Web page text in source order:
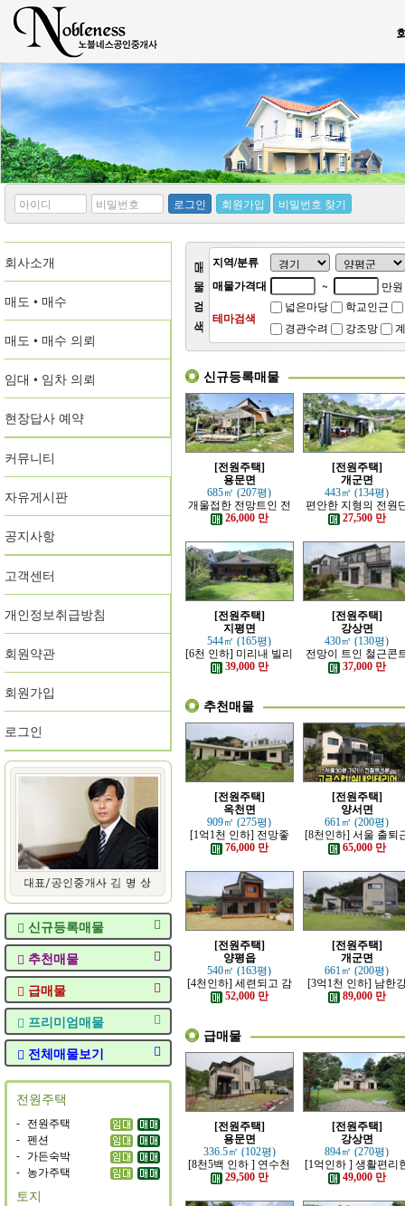
*
아
디
*
비
번
로그인 회원가입 비밀번호 찾기
회사소개
매도 • 매수
매도 • 매수 의뢰
임대 • 임차 의뢰
현장답사 예약
커뮤니티
자유게시판
공지사항
고객센터
개인정보취급방침
회원약관
회원가입
로그인
신규등록매물
추천매물
급매물
프리미엄매물
전체매물보기
전원주택
- 전원주택
- 펜션
- 가든숙박
- 농가주택
토지
지역/분류
매물가격대
~ 만원
테마검색
넓은마당 학교인근
경관수려
강조망
신규등록매물
[전원주택]
용문면
685㎡ (207평)
개울접한 전망트인 전
원주택
26,000 만
[전원주택]
개군면
443㎡ (134평)
편안한 지형의 전원
지 내의 주택
27,500 만
[전원주택]
지평면
544㎡ (165평)
[6천 인하] 미리내 빌리
지에 위치한 전원주택
39,000 만
[전원주택]
강상면
430㎡ (130평)
전망이 트인 철근콘
리트 신축 주택
37,000 만
추천매물
[전원주택]
옥천면
909㎡ (275평)
[1억1천 인하] 전망좋
고 력셔리한 단층 철콘
전원주택
76,000 만
[전원주택]
양서면
661㎡ (200평)
[8천인하] 서울 출퇴
가능한 잘 지은 고급
65,000 만
[전원주택]
양평읍
540㎡ (163평)
[4천인하] 세련되고 감
각적인 모던한 전원주
52,000 만
[전원주택]
개군면
661㎡ (200평)
[3억1천 인하] 남한
조망 좋은 모던한 고
전원주택
89,000 만
급매물
[전원주택]
용문면
336.5㎡ (102평)
[8천5백 인하 ] 연수천
가까운 튼튼하게 잘지
은 전원주택
29,500 만
[전원주택]
강상면
894㎡ (270평)
[1억인하 ] 생활편리
정남향의 관리 잘된
49,000 만